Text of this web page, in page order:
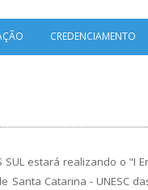
CREDENCIAMENTO
SUL estará realizando o
Santa Catarina - UNESC